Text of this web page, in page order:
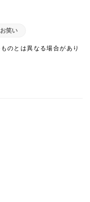
笑い
のとは異なる場合があり